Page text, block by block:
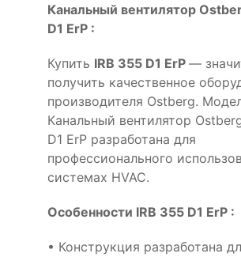
Канальный вентилятор
D1 ErP :
Купить IRB 355 D1 ErP —
получить качественное
производителя Ostberg.
Канальный вентилятор
D1 ErP разработана для
профессионального
системах HVAC.
Особенности IRB 355 D1 ErP :
• Конструкция разработана